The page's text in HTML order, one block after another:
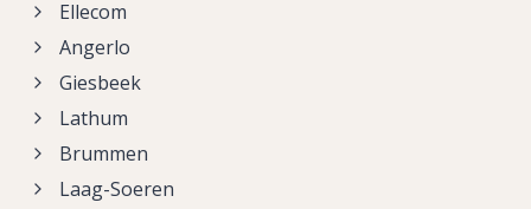
Ellecom
Angerlo
Giesbeek
Lathum
Brummen
Laag-Soeren